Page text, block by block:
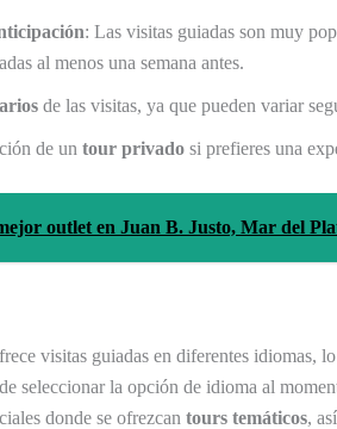
: Las visitas guiadas son muy
al menos una semana antes.
de las visitas, ya que pueden variar
de un tour privado si prefieres una
outlet en Juan B. Justo, Mar del
visitas guiadas en diferentes idiomas,
seleccionar la opción de idioma al
donde se ofrezcan tours temáticos,